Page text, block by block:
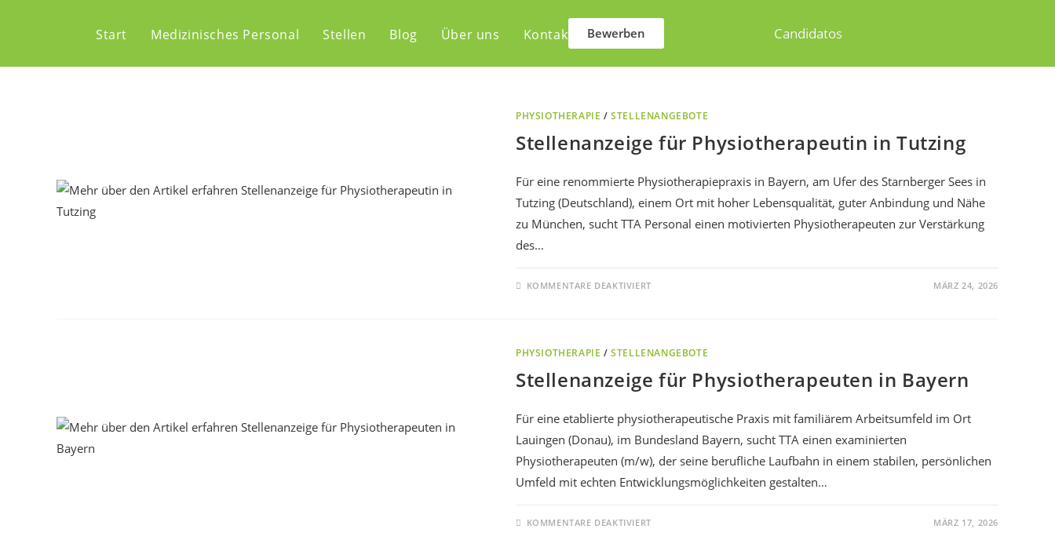
Start Medizinisches Personal Stellen Blog Über uns Kontakt Bewerben Candidatos
PHYSIOTHERAPIE /STELLENANGEBOTE
Stellenanzeige für Physiotherapeutin in Tutzing
Für eine renommierte Physiotherapiepraxis in Bayern, am Ufer des Starnberger Sees in
Tutzing (Deutschland), einem Ort mit hoher Lebensqualität, guter Anbindung und Nähe
zu München, sucht TTA Personal einen motivierten Physiotherapeuten zur Verstärkung
des…
KOMMENTARE DEAKTIVIERT MÄRZ 24, 2026
PHYSIOTHERAPIE /STELLENANGEBOTE
Stellenanzeige für Physiotherapeuten in Bayern
Für eine etablierte physiotherapeutische Praxis mit familiärem Arbeitsumfeld im Ort
Lauingen (Donau), im Bundesland Bayern, sucht TTA einen examinierten
Physiotherapeuten (m/w), der seine berufliche Laufbahn in einem stabilen, persönlichen
Umfeld mit echten Entwicklungsmöglichkeiten gestalten…
KOMMENTARE DEAKTIVIERT MÄRZ 17, 2026